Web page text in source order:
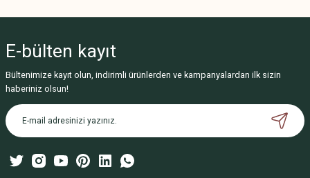
Görüş ve önerileriniz için teşekkür ederiz.
Ürün resmi kalitesiz, bozuk veya görüntülenemiyor.
Ürün açıklamasında eksik bilgiler bulunuyor.
Ürün bilgilerinde hatalar bulunuyor.
Bu ürüne benzer farklı alternatifler olmalı.
E-bülten kayıt
Bültenimize kayıt olun, indirimli ürünlerden ve kampanyalardan ilk sizin
haberiniz olsun!